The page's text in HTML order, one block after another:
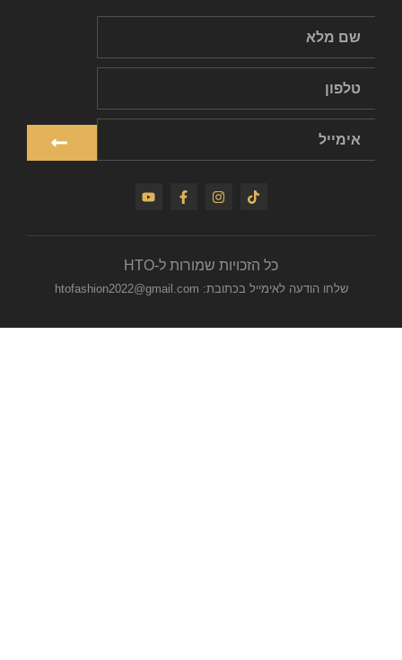
כל הזכויות שמורות ל-HTO
שלחו הודעה לאימייל בכתובת: htofashion2022@gmail.com